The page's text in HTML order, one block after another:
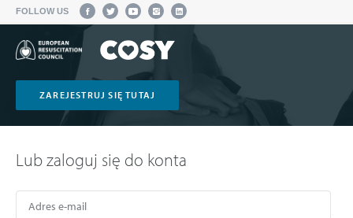
FOLLOW US
ZAREJESTRUJ SIĘ TUTAJ
Lub zaloguj się do konta